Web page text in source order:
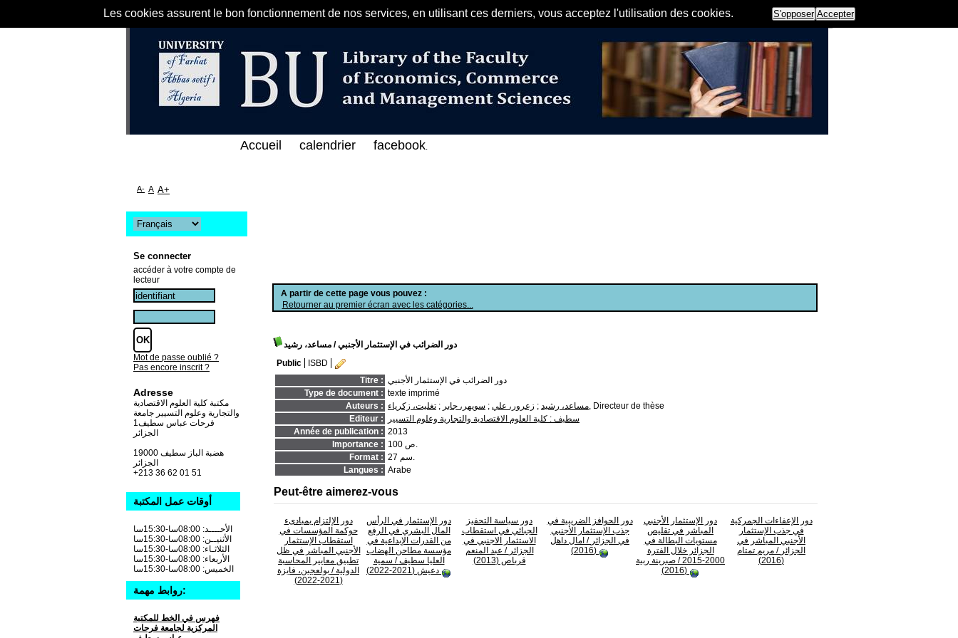
Les cookies assurent le bon fonctionnement de nos services, en utilisant ces derniers, vous acceptez l'utilisation des cookies. S'opposer Accepter
مرحبا بكم في الفهرس الإلكتروني على الخط المباشر لمكتبة كلية العلوم الاقتصادية و التجارية
A partir de cette page vous pouvez :
Retourner au premier écran avec les catégories...
دور الضرائب في الإستثمار الأجنبي/ مساعد، رشيد
Public
ISBD
Titre : دور الضرائب في الإستثمار الأجنبي
Type de document : texte imprimé
Auteurs :
مساعد، رشيد ; زعرور، علي ; سويهر، جابر ; تغليت، زكرياء
, Directeur de thèse
Editeur :
سطيف : كلية العلوم الاقتصادية والتجارية وعلوم التسيير
Année de publication : 2013
Importance :
100 ص.
Format :
27 سم.
Langues : Arabe
Peut-être aimerez-vous
دور الإلتزام بمبادىء
حوكمة المؤسسات في
استقطاب الإستثمار
الأجنبي المباشر في ظل
تطبيق معايير المحاسبة
الدولية/ بولعجين، فايزة
(2021-2022)
دور الإستثمار في الرأس
المال البشري في الرفع
من القدرات الإبداعية في
مؤسسة مطاحن الهضاب
العليا سطيف/ سمية
دعيش (2021-2022)
دور سياسة التحفيز
الجبائي في استقطاب
الاستثمار الاجنبي في
الجزائر / عبد المنعم
قرباص (2013)
دور الحوافز الضريبية في
جذب الإستثمار الأجنبي
في الجزائر / امال داهل
(2016)
دور الإستثمار الأجنبي
المباشر في تقليص
مستويات البطالة في
الجزائر خلال الفترة
2000-2015
/ صبرينة ربية
(2016)
دور الإعفاءات الجمركية
في جذب الإستثمار
الأجنبي المباشر في
الجزائر / مريم تمتام
(2016)
Accueil calendrier facebook.
A- A A+
Se connecter
accéder à votre compte de
lecteur
Mot de passe oublié ?
Pas encore inscrit ?
Adresse
مكتبة كلية العلوم الاقتصادية
والتجارية وعلوم التسيير جامعة
فرحات عباس سطيف1
الجزائر
19000 هضبة الباز سطيف
+213 36 62 01 51
أوقات عمل المكتبة
الأحــــد: 08:00سا-15:30سا
الأثنيــن: 08:00سا-15:30سا
الثلاثـاء: 08:00سا-15:30سا
الأربعاء: 08:00سا-15:30سا
الخميس: 08:00سا-15:30سا
روابط مهمة:
فهرس في الخط للمكتبة
المركزية لجامعة فرحات